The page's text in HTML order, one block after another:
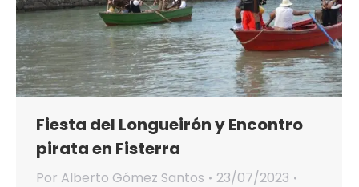
Fiesta del Longueirón y Encontro
pirata en Fisterra
Por Alberto Gómez Santos
23/07/2023